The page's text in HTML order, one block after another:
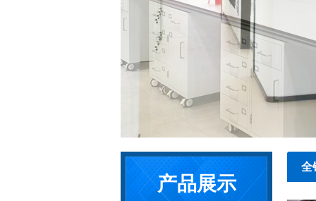
产品展示
全